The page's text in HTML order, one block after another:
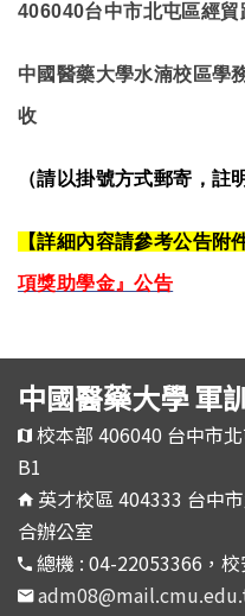
406040台中市北屯區經貿
中國醫藥大學水湳校區學
收
（請以掛號方式郵寄，註
【詳細內容請參考公告附
項獎助學金』公告
中國醫藥大學 軍
校本部 406040 台中市
B1
英才校區 404333 台中
合辦公室
總機 : 04-22053366，